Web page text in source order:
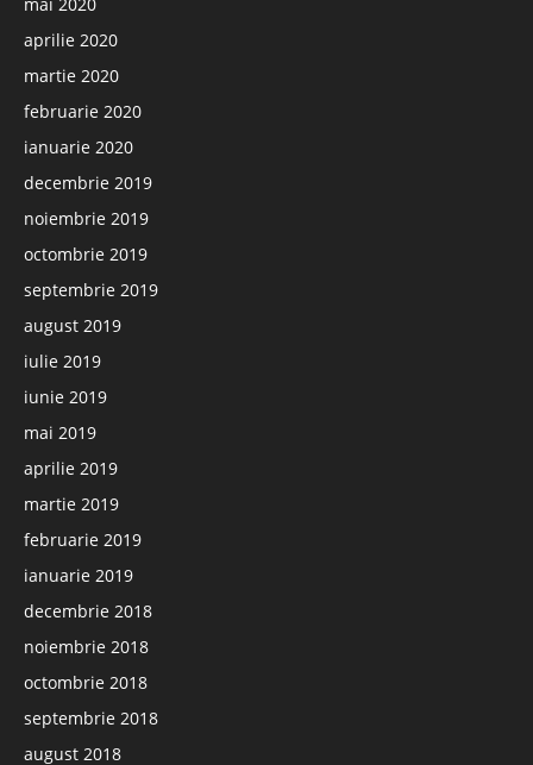
mai 2020
aprilie 2020
martie 2020
februarie 2020
ianuarie 2020
decembrie 2019
noiembrie 2019
octombrie 2019
septembrie 2019
august 2019
iulie 2019
iunie 2019
mai 2019
aprilie 2019
martie 2019
februarie 2019
ianuarie 2019
decembrie 2018
noiembrie 2018
octombrie 2018
septembrie 2018
august 2018